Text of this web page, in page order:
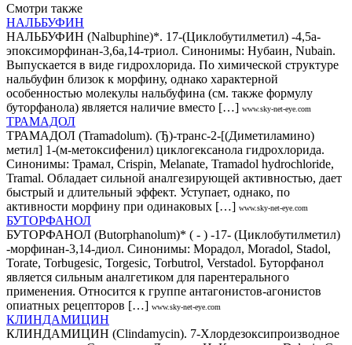
Смотри также
НАЛЬБУФИН
НАЛЬБУФИН (Nalbuphine)*. 17-(Циклобутилметил) -4,5а-
эпоксиморфинан-3,6а,14-триол. Синонимы: Нубаин, Nubain.
Выпускается в виде гидрохлорида. По химической структуре
нальбуфин близок к морфину, однако характерной
особенностью молекулы нальбуфина (см. также формулу
буторфанола) является наличие вместо […] www.sky-net-eye.com
ТРАМАДОЛ
ТРАМАДОЛ (Tramadolum). (Ђ)-транс-2-[(Диметиламино)
метил] 1-(м-метоксифенил) циклогексанола гидрохлорида.
Синонимы: Трамал, Crispin, Melanate, Tramadol hydrochloride,
Tramal. Обладает сильной аналгезирующей активностью, дает
быстрый и длительный эффект. Уступает, однако, по
активности морфину при одинаковых […] www.sky-net-eye.com
БУТОРФАНОЛ
БУТОРФАНОЛ (Butorphanolum)* ( - ) -17- (Циклобутилметил)
-морфинан-3,14-диол. Синонимы: Морадол, Moradol, Stadol,
Torate, Torbugesic, Torgesic, Torbutrol, Verstadol. Буторфанол
является сильным аналгетиком для парентерального
применения. Относится к группе антагонистов-агонистов
опиатных рецепторов […] www.sky-net-eye.com
КЛИНДАМИЦИН
КЛИНДАМИЦИН (Clindamycin). 7-Хлордезоксипроизводное